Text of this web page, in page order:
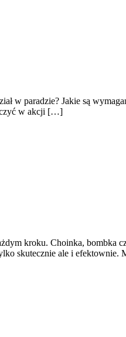
w paradzie? Jakie są
w akcji […]
kroku. Choinka, bombka
skutecznie ale i